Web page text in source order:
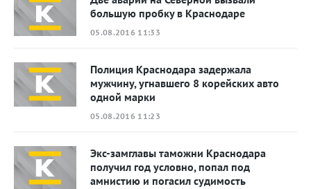
большую пробку в Краснодаре
05.08.2016 11:33
Полиция Краснодара задержала
мужчину, угнавшего 8 корейских авто
одной марки
05.08.2016 11:23
Экс-замглавы таможни Краснодара
получил год условно, попал под
амнистию и погасил судимость